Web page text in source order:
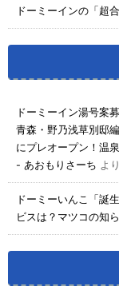
ドーミーインの「超
ドーミーイン湯号案
青森・野乃浅草別邸編
にプレオープン！温
- あおもりさーち より
ドーミーいんこ「誕
ビスは？マツコの知